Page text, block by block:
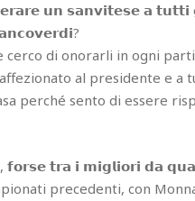
𝘂𝗻 𝘀𝗮𝗻𝘃𝗶𝘁𝗲𝘀𝗲 𝗮 𝘁𝘂𝘁𝘁𝗶
di onorarli in ogni
al presidente e a
perché sento di essere
𝗳𝗼𝗿𝘀𝗲 𝘁𝗿𝗮 𝗶 𝗺𝗶𝗴𝗹𝗶𝗼𝗿𝗶 𝗱𝗮
precedenti, con